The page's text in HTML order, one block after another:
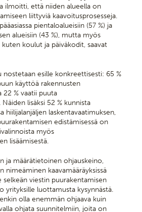
ilmoitti, että niiden alueella on
liittyviä kaavoitusprosesseja.
pientaloalueisiin (57 %) ja
alueisiin (43 %), mutta myös
koulut ja päiväkodit, saavat
nostetaan esille konkreettisesti: 65 %
käyttöä rakennusten
22 % vaatii puuta
lisäksi 52 % kunnista
hiilijalanjäljen laskentavaatimuksen,
edistämisessä on
myös
lisäämisestä.
ja määrätietoinen ohjauskeino,
nimeäminen kaavamääräyksissä
selkeän viestin puurakentamisen
yrityksille luottamusta kysynnästä.
olla enemmän ohjaava kuin
ohjata suunnitelmiin, joita on